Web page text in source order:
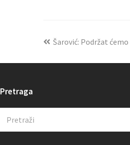
Šarović: Podržat
Pretraga